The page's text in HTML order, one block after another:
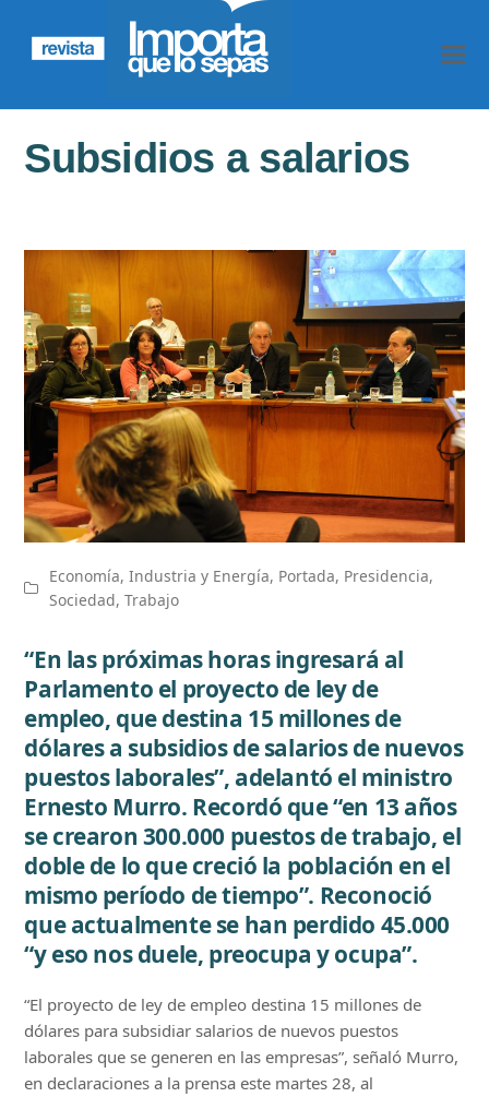
Subsidios a salarios
Economía,Industria y Energía, Portada, Presidencia,
Sociedad,Trabajo
“En las próximas horas ingresará al
Parlamento el proyecto de ley de
empleo, que destina 15 millones de
dólares a subsidios de salarios de nuevos
puestos laborales”, adelantó el ministro
Ernesto Murro. Recordó que “en 13 años
se crearon 300.000 puestos de trabajo, el
doble de lo que creció la población en el
mismo período de tiempo”. Reconoció
que actualmente se han perdido 45.000
“y eso nos duele, preocupa y ocupa”.
“El proyecto de ley de empleo destina 15 millones de
dólares para subsidiar salarios de nuevos puestos
laborales que se generen en las empresas”, señaló Murro,
en declaraciones a la prensa este martes 28, al